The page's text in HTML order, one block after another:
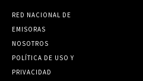
RED NACIONAL DE
EMISORAS
NOSOTROS
POLÍTICA DE USO Y
PRIVACIDAD